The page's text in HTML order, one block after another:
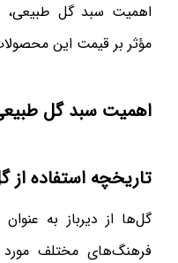
اهمیت سبد گل طبیعی،
مؤثر بر قیمت این
اهمیت سبد گل
تاریخچه استفاده از
گل‌ها از دیرباز به
فرهنگ‌های مختلف مورد